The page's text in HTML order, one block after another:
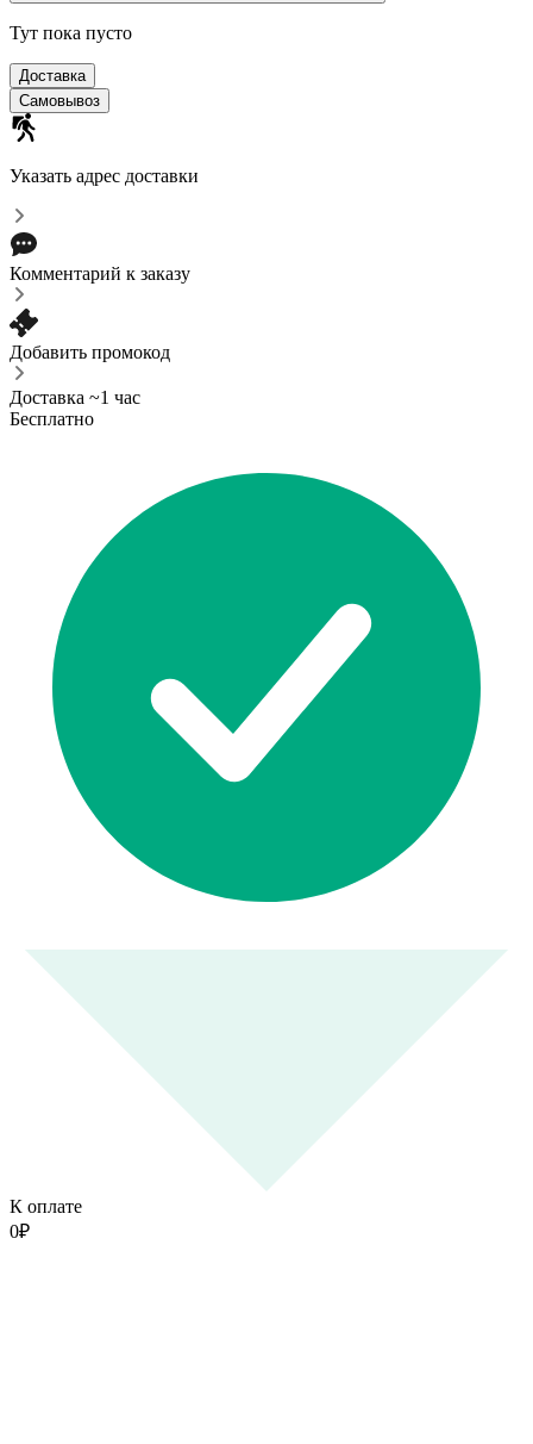
Тут пока пусто
Доставка
Самовывоз
Указать адрес доставки
Комментарий к заказу
Добавить промокод
Доставка ~1 час
Бесплатно
К оплате
0₽